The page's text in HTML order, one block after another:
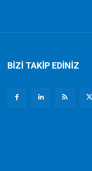
BİZİ TAKİP EDİNİZ